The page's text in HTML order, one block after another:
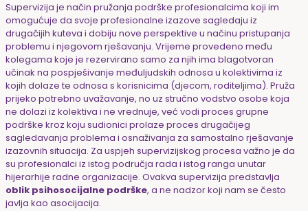
Supervizija je način pružanja podrške profesionalcima koji im
omogućuje da svoje profesionalne izazove sagledaju iz
drugačijih kuteva i dobiju nove perspektive u načinu pristupanja
problemu i njegovom rješavanju. Vrijeme provedeno među
kolegama koje je rezervirano samo za njih ima blagotvoran
učinak na pospješivanje međuljudskih odnosa u kolektivima iz
kojih dolaze te odnosa s korisnicima (djecom, roditeljima). Pruža
prijeko potrebno uvažavanje, no uz stručno vodstvo osobe koja
ne dolazi iz kolektiva i ne vrednuje, već vodi proces grupne
podrške kroz koju sudionici prolaze proces drugačijeg
sagledavanja problema i osnaživanja za samostalno rješavanje
izazovnih situacija. Za uspjeh supervizijskog procesa važno je da
su profesionalci iz istog područja rada i istog ranga unutar
hijerarhije radne organizacije. Ovakva supervizija predstavlja
oblik psihosocijalne podrške, a ne nadzor koji nam se često
javlja kao asocijacija.